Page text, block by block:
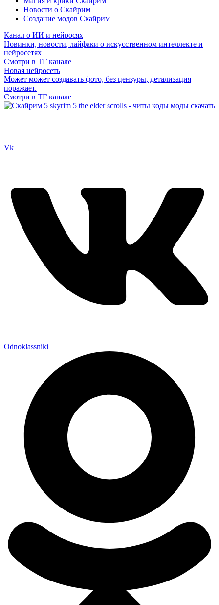
Новости о Скайрим
Создание модов Скайрим
Канал о ИИ и нейросях
Новинки, новости, лайфаки о искусственном интеллекте и
нейросетях
Смотри в ТГ канале
Новая нейросеть
Может может создавать фото, без цензуры, детализация
поражает.
Смотри в ТГ канале
Vk
Odnoklassniki